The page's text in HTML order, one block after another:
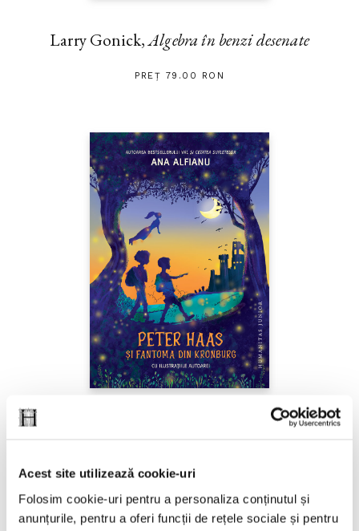
Acest site utilizează cookie-uri
Folosim cookie-uri pentru a personaliza conținutul și
anunțurile, pentru a oferi funcții de rețele sociale și pentru
Larry Gonick,Algebra în benzi desenate
PREȚ 79.00 RON
Peter Haas și fantoma din
PREȚ 87.00 RON